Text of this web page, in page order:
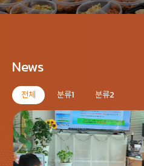
수원본부
News
전체 분류1 분류2